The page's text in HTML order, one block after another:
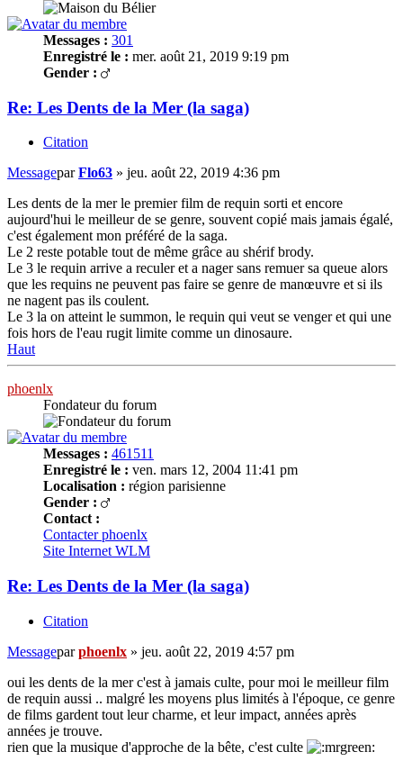
Messages : 301
Enregistré le : mer. août 21, 2019 9:19 pm
Gender :
Re: Les Dents de la Mer (la saga)
Citation
MessageparFlo63 » jeu. août 22, 2019 4:36 pm
Les dents de la mer le premier film de requin sorti et encore
aujourd'hui le meilleur de se genre, souvent copié mais jamais égalé,
c'est également mon préféré de la saga.
Le 2 reste potable tout de même grâce au shérif brody.
Le 3 le requin arrive a reculer et a nager sans remuer sa queue alors
que les requins ne peuvent pas faire se genre de manœuvre et si ils
ne nagent pas ils coulent.
Le 3 la on atteint le summon, le requin qui veut se venger et qui une
fois hors de l'eau rugit limite comme un dinosaure.
Haut
phoenlx
Fondateur du forum
Messages : 461511
Enregistré le : ven. mars 12, 2004 11:41 pm
Localisation : région parisienne
Gender :
Contact :
Contacter phoenlx
Site Internet WLM
Re: Les Dents de la Mer (la saga)
Citation
Messageparphoenlx » jeu. août 22, 2019 4:57 pm
oui les dents de la mer c'est à jamais culte, pour moi le meilleur film
de requin aussi .. malgré les moyens plus limités à l'époque, ce genre
de films gardent tout leur charme, et leur impact, années après
années je trouve.
rien que la musique d'approche de la bête, c'est culte